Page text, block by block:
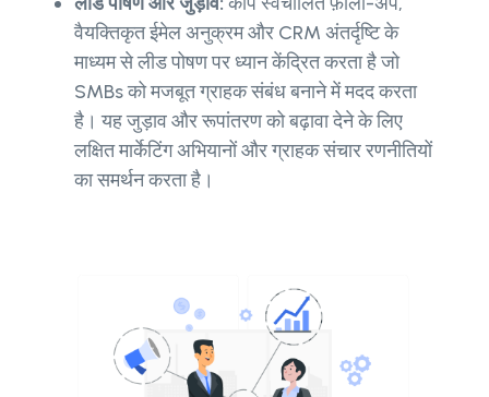
वैयक्तिकृत ईमेल अनुक्रम और CRM अंतर्दृष्टि के
माध्यम से लीड पोषण पर ध्यान केंद्रित करता है जो
SMBs को मजबूत ग्राहक संबंध बनाने में मदद करता
है। यह जुड़ाव और रूपांतरण को बढ़ावा देने के लिए
लक्षित मार्केटिंग अभियानों और ग्राहक संचार रणनीतियों
का समर्थन करता है।